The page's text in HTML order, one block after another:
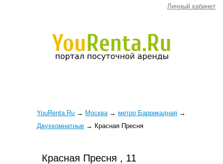
Личный кабинет
YouRenta.Ru → Москва → метро Баррикадная →
Двухкомнатные → Красная Пресня
Красная Пресня , 11